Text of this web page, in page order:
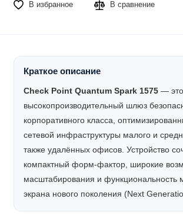
В избранное В сравнение
Краткое описание
Check Point Quantum Spark 1575— это
высокопроизводительный шлюз
корпоративного класса,
сетевой инфраструктуры малого и
также удалённых офисов. Устройство
компактный форм-фактор, широкие
масштабирования и функциональность
экрана нового поколения (Next